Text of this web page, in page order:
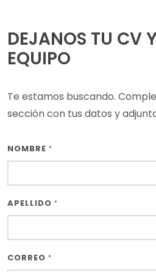
DEJANOS TU CV
EQUIPO
Te estamos buscando.
sección con tus datos y
NOMBRE *
APELLIDO *
CORREO *